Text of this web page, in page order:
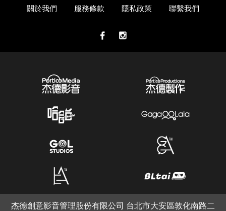
關於我們 服務條款 隱私政策 聯繫我們
杰德創意影音管理股份有限公司 台北市大安區敦化南路二